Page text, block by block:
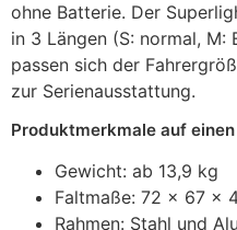
ohne Batterie. Der
in 3 Längen (S: normal, M:
passen sich der
zur Serienausstattung.
Produktmerkmale auf
Gewicht: ab 13,9 kg
Faltmaße: 72 x 67 x
Rahmen: Stahl und